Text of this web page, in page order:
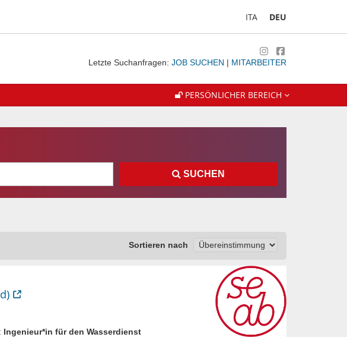
ITA DEU
Letzte Suchanfragen: JOB SUCHEN | MITARBEITER
PERSÖNLICHER BEREICH
SUCHEN
Sortieren nach
Ingenieur*in für den Wasserdienst